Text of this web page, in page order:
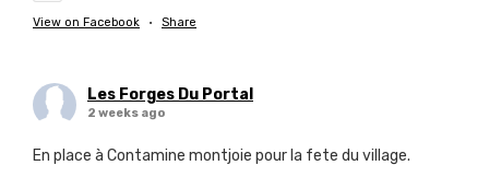
View on Facebook · Share
Les Forges Du Portal
2 weeks ago
En place à Contamine montjoie pour la fete du village.